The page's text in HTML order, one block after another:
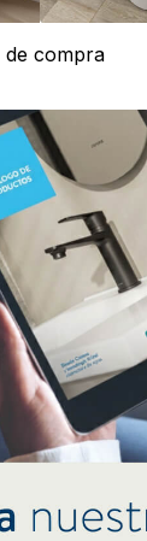
de compra